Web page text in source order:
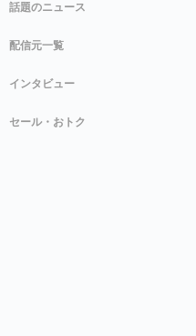
話題のニュース
配信元一覧
インタビュー
セール・おトク